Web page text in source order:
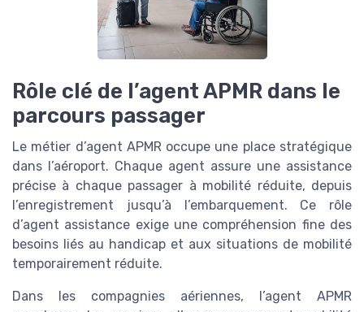
Rôle clé de l’agent APMR dans le
parcours passager
Le métier d’agent APMR occupe une place stratégique
dans l’aéroport. Chaque agent assure une assistance
précise à chaque passager à mobilité réduite, depuis
l’enregistrement jusqu’à l’embarquement. Ce rôle
d’agent assistance exige une compréhension fine des
besoins liés au handicap et aux situations de mobilité
temporairement réduite.
Dans les compagnies aériennes, l’agent APMR